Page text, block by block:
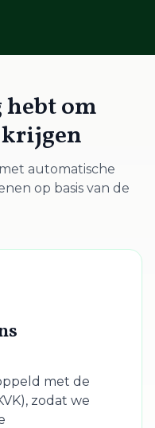
hebt om
automatische
op basis van de
met de
zodat we